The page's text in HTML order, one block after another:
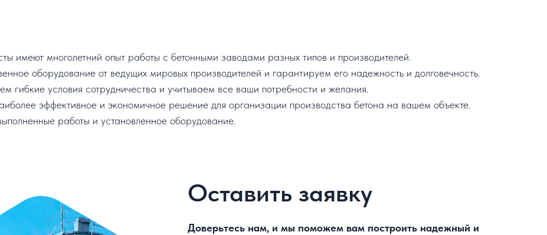
имеют многолетний опыт работы с бетонными заводами разных типов и производителей.
оборудование от ведущих мировых производителей и гарантируем его надежность и долговечность.
гибкие условия сотрудничества и учитываем все ваши потребности и желания.
эффективное и экономичное решение для организации производства бетона на вашем объекте.
работы и установленное оборудование.
Оставить заявку
Доверьтесь нам, и мы поможем вам построить надежный и